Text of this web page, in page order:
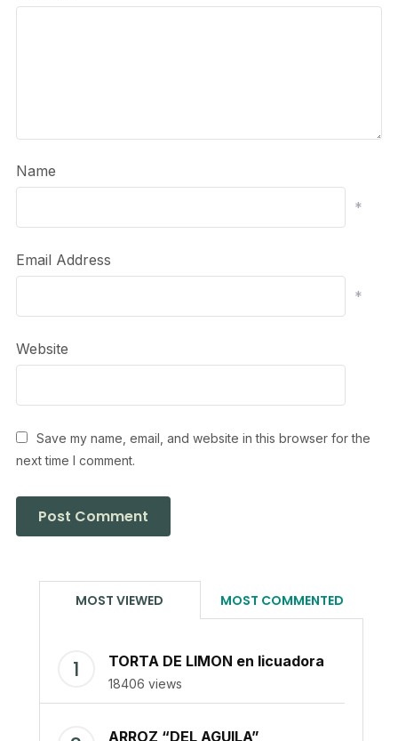
Name
*
Email Address
*
Website
Save my name, email, and website in this browser for the
next time I comment.
MOST VIEWED MOST COMMENTED
TORTA DE LIMON en licuadora
18406 views
ARROZ “DEL AGUILA”